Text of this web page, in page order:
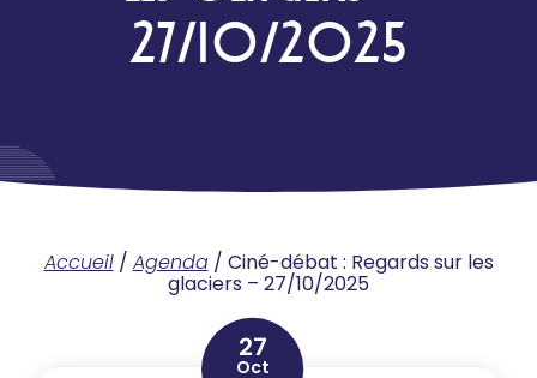
27/10/2025
Accueil/ Agenda/ Ciné-débat : Regards sur les
glaciers – 27/10/2025
27
Oct